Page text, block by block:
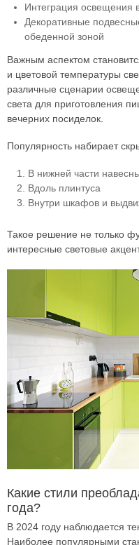
Интеграция освещения
Декоративные
обеденной зоной
Важным аспектом
и цветовой температуры
различные сценарии
света для приготовления
вечерних посиделок.
Популярность набирает
В нижней части
Вдоль плинтуса
Внутри шкафов и
Такое решение не только
интересные световые
Какие стили
года?
В 2024 году наблюдается
Наиболее популярными